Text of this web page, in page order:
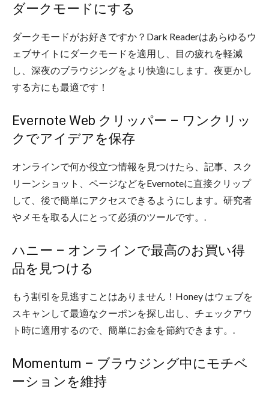
ダークモードにする
ダークモードがお好きですか？Dark Readerはあらゆるウ
ェブサイトにダークモードを適用し、目の疲れを軽減
し、深夜のブラウジングをより快適にします。夜更かし
する方にも最適です！
Evernote Web クリッパー – ワンクリッ
クでアイデアを保存
オンラインで何か役立つ情報を見つけたら、記事、スク
リーンショット、ページなどをEvernoteに直接クリップ
して、後で簡単にアクセスできるようにします。研究者
やメモを取る人にとって必須のツールです。.
ハニー – オンラインで最高のお買い得
品を見つける
もう割引を見逃すことはありません！Honey はウェブを
スキャンして最適なクーポンを探し出し、チェックアウ
ト時に適用するので、簡単にお金を節約できます。.
Momentum – ブラウジング中にモチベ
ーションを維持